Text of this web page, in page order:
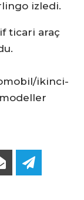
izledi.
ticari araç
ikinci-